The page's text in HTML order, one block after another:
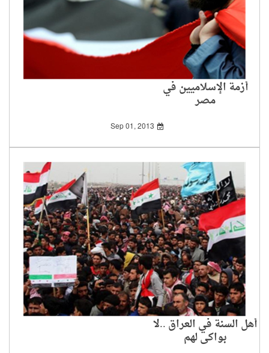
أزمة الإسلاميين في
مصر
Sep 01, 2013
أهل السنة في العراق ..لا
بواكي لهم